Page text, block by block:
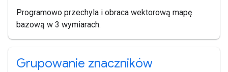
Programowo przechyla i obraca wektorową mapę
bazową w 3 wymiarach.
Grupowanie znaczników